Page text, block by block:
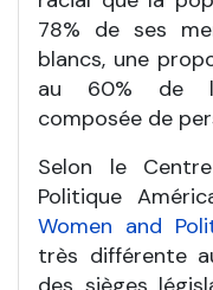
78% de ses
blancs, une
au 60% de
composée de
Selon le
Politique
Women and
très différente